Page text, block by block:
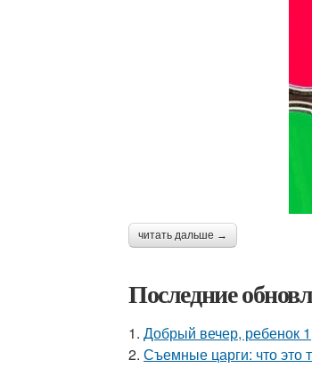
читать дальше →
Последние
1. Добрый вечер, ребенок
2. Съемные царги: что это